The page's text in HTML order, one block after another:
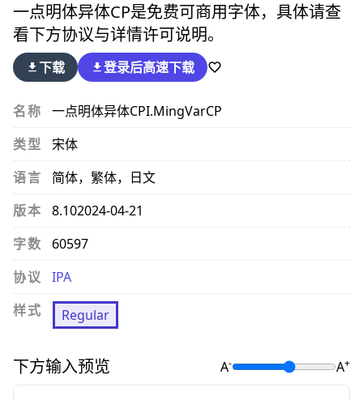
一点明体异体CP是免费可商用字体，具体请查
看下方协议与详情许可说明。
下载 登录后高速下载
名称 一点明体异体CPI.MingVarCP
类型
宋体
语言
简体，繁体，日文
版本
8.102024-04-21
字数
60597
协议
IPA
样式
Regular
下方输入预览 A- A+